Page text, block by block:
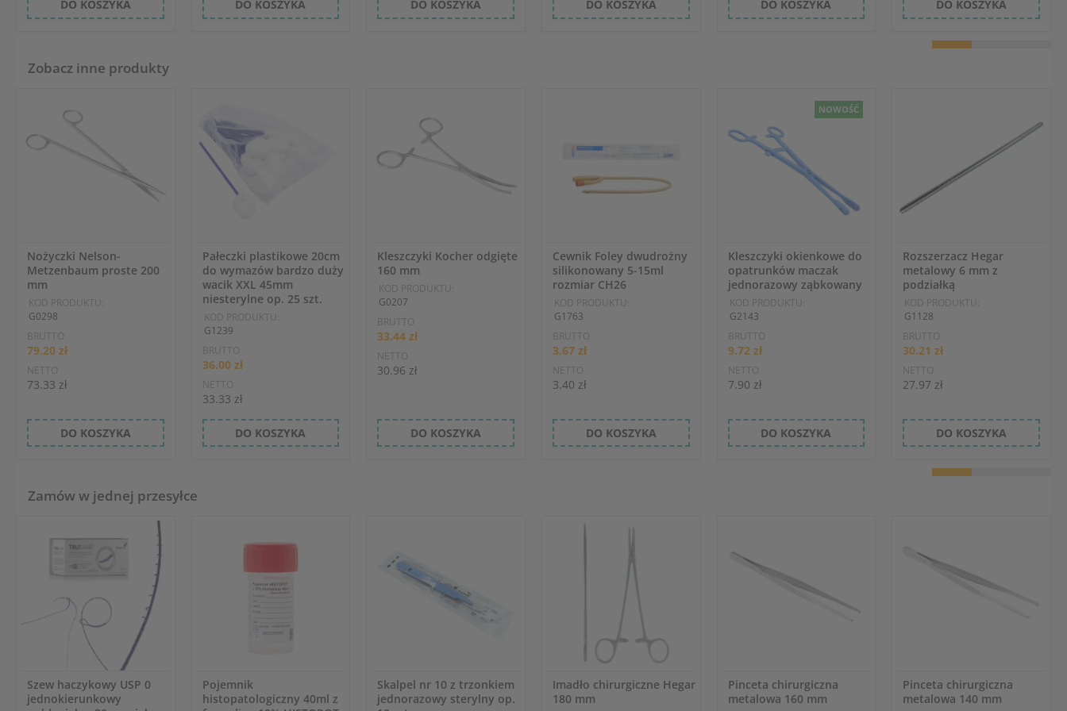
DO KOSZYKA DO KOSZYKA DO KOSZYKA DO KOSZYKA DO KOSZYKA DO KOSZYKA
Zobacz inne produkty
Nożyczki Nelson-
Metzenbaum proste 200
mm
KOD PRODUKTU:
G0298
BRUTTO
79.20 zł
NETTO
73.33 zł
DO KOSZYKA
Pałeczki plastikowe 20cm
do wymazów bardzo duży
wacik XXL 45mm
niesterylne op. 25 szt.
KOD PRODUKTU:
G1239
BRUTTO
36.00 zł
NETTO
33.33 zł
DO KOSZYKA
Kleszczyki Kocher odgięte
160 mm
KOD PRODUKTU:
G0207
BRUTTO
33.44 zł
NETTO
30.96 zł
DO KOSZYKA
Cewnik Foley dwudrożny
silikonowany 5-15ml
rozmiar CH26
KOD PRODUKTU:
G1763
BRUTTO
3.67 zł
NETTO
3.40 zł
DO KOSZYKA
NOWOŚĆ
Kleszczyki okienkowe do
opatrunków maczak
jednorazowy ząbkowany
KOD PRODUKTU:
G2143
BRUTTO
9.72 zł
NETTO
7.90 zł
DO KOSZYKA
Rozszerzacz Hegar
metalowy 6 mm z
podziałką
KOD PRODUKTU:
G1128
BRUTTO
30.21 zł
NETTO
27.97 zł
DO KOSZYKA
Zamów w jednej przesyłce
Szew haczykowy USP 0
jednokierunkowy
Pojemnik
histopatologiczny 40ml z
Skalpel nr 10 z trzonkiem
jednorazowy sterylny op.
Imadło chirurgiczne Hegar
180 mm
Pinceta chirurgiczna
metalowa 160 mm
Pinceta chirurgiczna
metalowa 140 mm